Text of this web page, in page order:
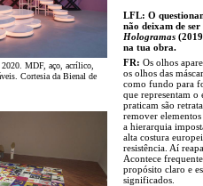
MDF, aço, acrílico,
Cortesia da Bienal de
LFL: O
não deixam de
Hologramas
na tua obra.
FR: Os olhos
os olhos das
como fundo para
que representam o
praticam são
remover
a hierarquia
alta costura
resistência. Aí
Acontece
propósito claro e
significados.